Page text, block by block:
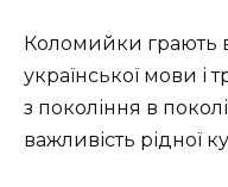
Коломийки грають
української мови і
з покоління в
важливість рідної